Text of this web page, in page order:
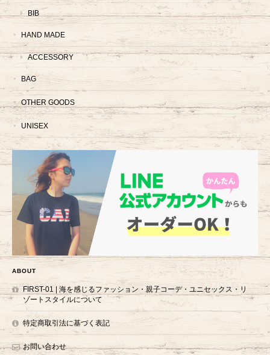
BIB
HAND MADE
ACCESSORY
BAG
OTHER GOODS
UNISEX
ABOUT
FIRST-01 | 海を感じるファッション・親子コーデ・ユニセックス・リ
ゾートスタイルについて
特定商取引法に基づく表記
お問い合わせ